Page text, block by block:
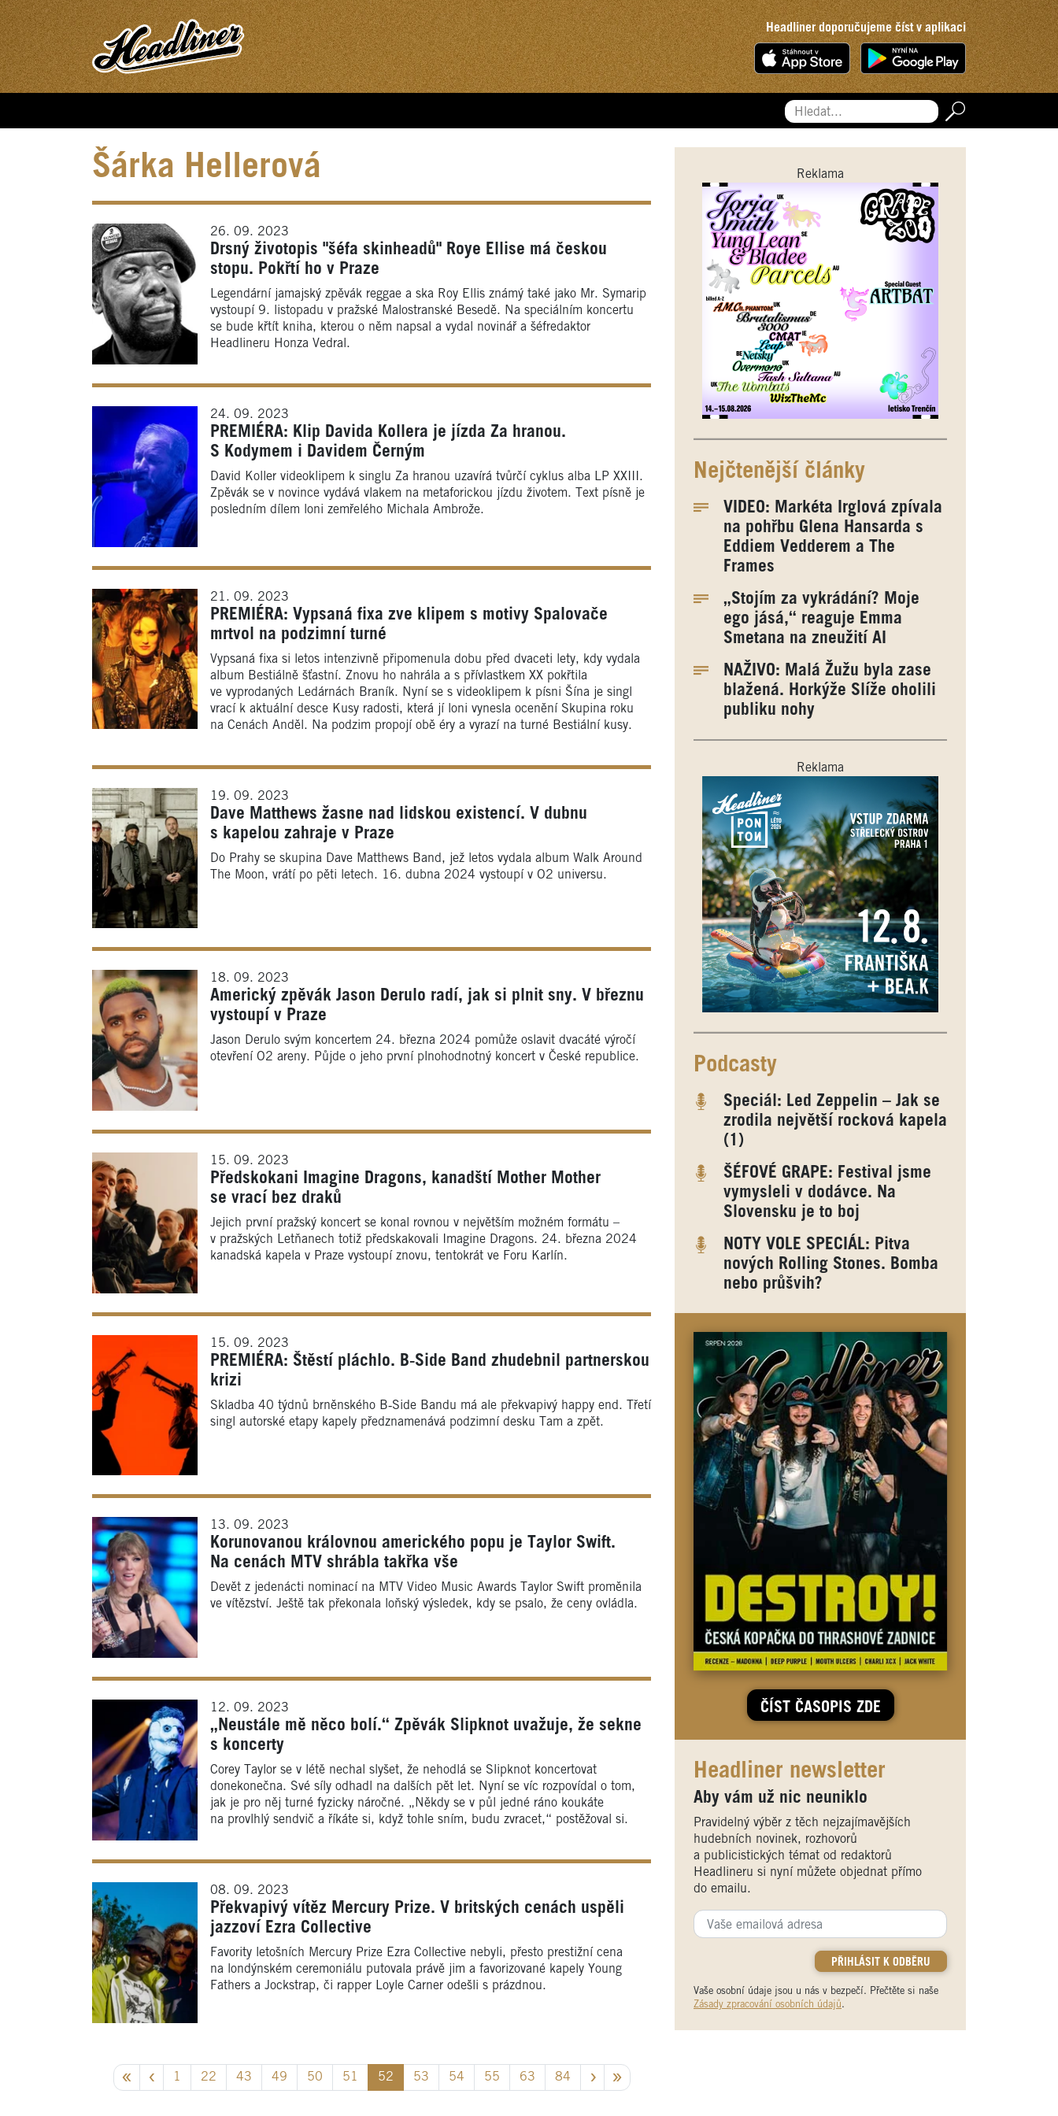
Headliner doporučujeme číst v aplikaci
Hledat...
Šárka Hellerová
26. 09. 2023
Drsný životopis "šéfa skinheadů" Roye Ellise má českou
stopu. Pokřtí ho v Praze
Legendární jamajský zpěvák reggae a ska Roy Ellis známý také jako Mr. Symarip
vystoupí 9. listopadu v pražské Malostranské Besedě. Na speciálním koncertu
se bude křtít kniha, kterou o něm napsal a vydal novinář a šéfredaktor
Headlineru Honza Vedral.
24. 09. 2023
PREMIÉRA: Klip Davida Kollera je jízda Za hranou.
S Kodymem i Davidem Černým
David Koller videoklipem k singlu Za hranou uzavírá tvůrčí cyklus alba LP XXIII.
Zpěvák se v novince vydává vlakem na metaforickou jízdu životem. Text písně je
posledním dílem loni zemřelého Michala Ambrože.
21. 09. 2023
PREMIÉRA: Vypsaná fixa zve klipem s motivy Spalovače
mrtvol na podzimní turné
Vypsaná fixa si letos intenzivně připomenula dobu před dvaceti lety, kdy vydala
album Bestiálně šťastní. Znovu ho nahrála a s přívlastkem XX pokřtila
ve vyprodaných Ledárnách Braník. Nyní se s videoklipem k písni Šína je singl
vrací k aktuální desce Kusy radosti, která jí loni vynesla ocenění Skupina roku
na Cenách Anděl. Na podzim propojí obě éry a vyrazí na turné Bestiální kusy.
19. 09. 2023
Dave Matthews žasne nad lidskou existencí. V dubnu
s kapelou zahraje v Praze
Do Prahy se skupina Dave Matthews Band, jež letos vydala album Walk Around
The Moon, vrátí po pěti letech. 16. dubna 2024 vystoupí v O2 universu.
18. 09. 2023
Americký zpěvák Jason Derulo radí, jak si plnit sny. V březnu
vystoupí v Praze
Jason Derulo svým koncertem 24. března 2024 pomůže oslavit dvacáté výročí
otevření O2 areny. Půjde o jeho první plnohodnotný koncert v České republice.
15. 09. 2023
Předskokani Imagine Dragons, kanadští Mother Mother
se vrací bez draků
Jejich první pražský koncert se konal rovnou v největším možném formátu –
v pražských Letňanech totiž předskakovali Imagine Dragons. 24. března 2024
kanadská kapela v Praze vystoupí znovu, tentokrát ve Foru Karlín.
15. 09. 2023
PREMIÉRA: Štěstí pláchlo. B‑Side Band zhudebnil partnerskou
krizi
Skladba 40 týdnů brněnského B‑Side Bandu má ale překvapivý happy end. Třetí
singl autorské etapy kapely předznamenává podzimní desku Tam a zpět.
13. 09. 2023
Korunovanou královnou amerického popu je Taylor Swift.
Na cenách MTV shrábla takřka vše
Devět z jedenácti nominací na MTV Video Music Awards Taylor Swift proměnila
ve vítězství. Ještě tak překonala loňský výsledek, kdy se psalo, že ceny ovládla.
12. 09. 2023
„Neustále mě něco bolí.“ Zpěvák Slipknot uvažuje, že sekne
s koncerty
Corey Taylor se v létě nechal slyšet, že nehodlá se Slipknot koncertovat
donekonečna. Své síly odhadl na dalších pět let. Nyní se víc rozpovídal o tom,
jak je pro něj turné fyzicky náročné. „Někdy se v půl jedné ráno koukáte
na provlhlý sendvič a říkáte si, když tohle sním, budu zvracet,“ postěžoval si.
08. 09. 2023
Překvapivý vítěz Mercury Prize. V britských cenách uspěli
jazzoví Ezra Collective
Favority letošních Mercury Prize Ezra Collective nebyli, přesto prestižní cena
na londýnském ceremoniálu putovala právě jim a favorizované kapely Young
Fathers a Jockstrap, či rapper Loyle Carner odešli s prázdnou.
1 22 43 49 50 51 52 53 54 55 63 84
Reklama
Nejčtenější články
VIDEO: Markéta Irglová zpívala
na pohřbu Glena Hansarda s
Eddiem Vedderem a The
Frames
„Stojím za vykrádání? Moje
ego jásá,“ reaguje Emma
Smetana na zneužití AI
NAŽIVO: Malá Žužu byla zase
blažená. Horkýže Slíže oholili
publiku nohy
Reklama
Podcasty
Speciál: Led Zeppelin – Jak se
zrodila největší rocková kapela
(1)
ŠÉFOVÉ GRAPE: Festival jsme
vymysleli v dodávce. Na
Slovensku je to boj
NOTY VOLE SPECIÁL: Pitva
nových Rolling Stones. Bomba
nebo průšvih?
ČÍST ČASOPIS ZDE
Headliner newsletter
Aby vám už nic neuniklo
Pravidelný výběr z těch nejzajímavějších
hudebních novinek, rozhovorů
a publicistických témat od redaktorů
Headlineru si nyní můžete objednat přímo
do emailu.
Vaše osobní údaje jsou u nás v bezpečí. Přečtěte si naše
Zásady zpracování osobních údajů.